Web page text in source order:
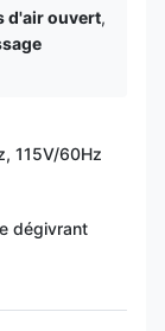
d'air ouvert,
115V/60Hz
dégivrant